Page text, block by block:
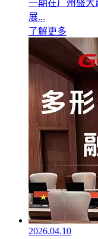
一期在广州盛
展...
了解更多
2026.04.10